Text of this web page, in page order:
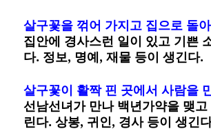
살구꽃을 꺾어 가지고 집으로 돌
집안에 경사스런 일이 있고 기쁜
다. 정보, 명예, 재물 등이 생긴다.
살구꽃이 활짝 핀 곳에서 사람을
선남선녀가 만나 백년가약을 맺
린다. 상봉, 귀인, 경사 등이 생긴